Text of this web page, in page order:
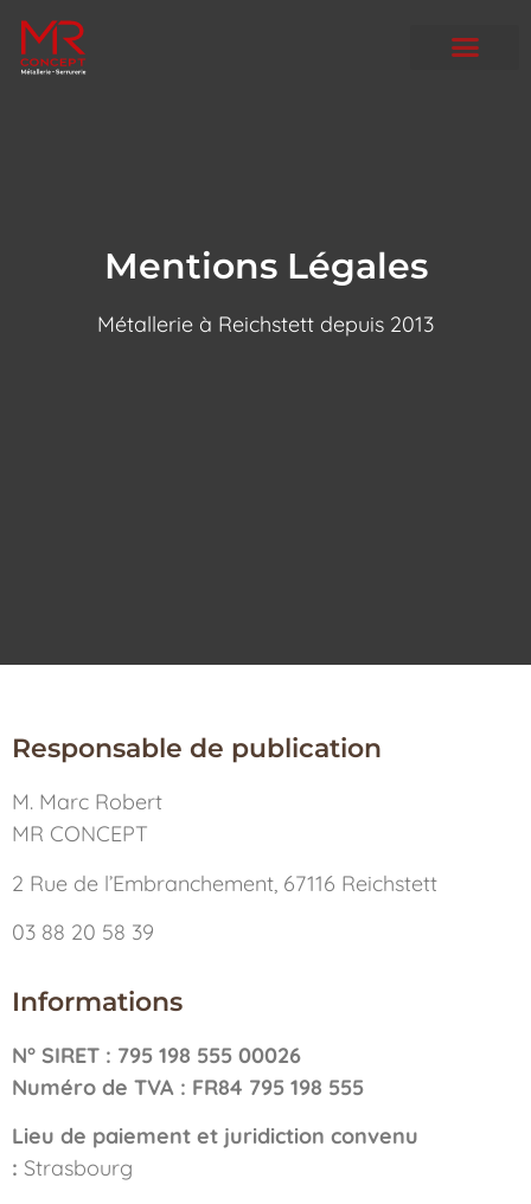
Mentions Légales
Métallerie à Reichstett depuis 2013
Responsable de publication
M. Marc Robert
MR CONCEPT
2 Rue de l’Embranchement, 67116 Reichstett
03 88 20 58 39
Informations
N° SIRET : 795 198 555 00026
Numéro de TVA : FR84 795 198 555
Lieu de paiement et juridiction convenu
: Strasbourg